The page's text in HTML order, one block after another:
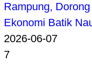
Rampung,
Ekonomi Batik
2026-06-07
7